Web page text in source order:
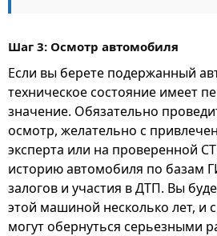
Шаг 3: Осмотр автомобиля
Если вы берете подержанный
техническое состояние имеет
значение. Обязательно
осмотр, желательно с
эксперта или на проверенной
историю автомобиля по базам
залогов и участия в ДТП. Вы
этой машиной несколько лет, и
могут обернуться серьезными